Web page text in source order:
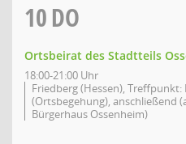
10DO
Ortsbeirat des Stadtteils
18:00-21:00 Uhr
Friedberg (Hessen),
(Ortsbegehung), anschließend
Bürgerhaus Ossenheim)